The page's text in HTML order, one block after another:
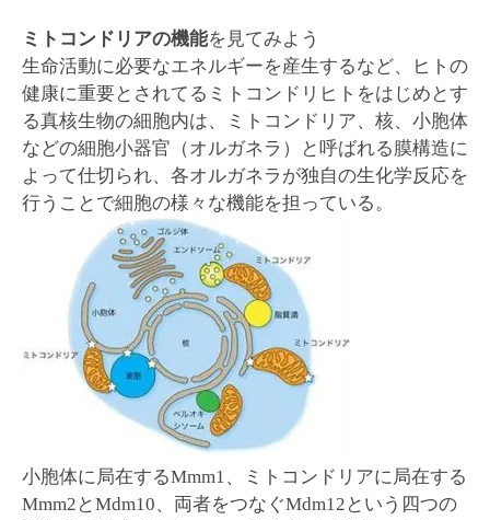
ミトコンドリアの機能を見てみよう
生命活動に必要なエネルギーを産生するなど、ヒトの
健康に重要とされてるミトコンドリヒトをはじめとす
る真核生物の細胞内は、ミトコンドリア、核、小胞体
などの細胞小器官（オルガネラ）と呼ばれる膜構造に
よって仕切られ、各オルガネラが独自の生化学反応を
行うことで細胞の様々な機能を担っている。
小胞体に局在するMmm1、ミトコンドリアに局在する
Mmm2とMdm10、両者をつなぐMdm12という四つの